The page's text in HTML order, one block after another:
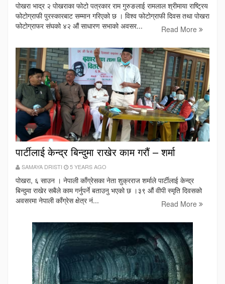
पोखरा भाद्र २ पोखराका फोटो पत्रकार राम गुरुङलाई रामलाल श्रीमाया राष्ट्रिय
फोटोग्राफी पुरस्कारबाट सम्मान गरिएको छ । विश्व फोटोग्राफी दिवस तथा पोखरा
फोटोग्राफर संघको ४२ औं साधारण सभाको अवसर...
Read More
पार्टीलाई केन्द्र बिन्दुमा राखेर काम गरौं – शर्मा
SAMAYA DRISTI 5 YEARS AGO
पोखरा, ६ साउन । नेपाली काँग्रेसका नेता शुक्रराज शर्माले पार्टीलाई केन्द्र
बिन्दुमा राखेर सबैले काम गर्नुपर्ने बताउनु भएको छ ।३९ औं वीपी स्मृति दिवसको
अवसरमा नेपाली काँग्रेस क्षेत्र नं...
Read More